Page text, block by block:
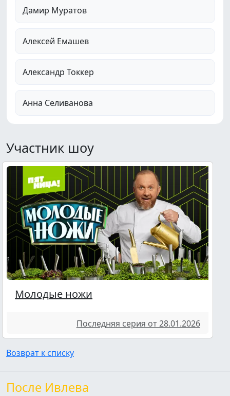
Дамир Муратов
Алексей Емашев
Александр Токкер
Анна Селиванова
Участник шоу
Молодые ножи
Последняя серия от 28.01.2026
Возврат к списку
После Ивлева